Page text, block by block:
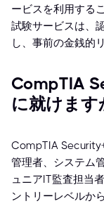
ービスを利用する
試験サービスは、
し、事前の金銭的
CompTIA
に就けます
CompTIA
管理者、システム
ュニアIT監査担当
ントリーレベルか